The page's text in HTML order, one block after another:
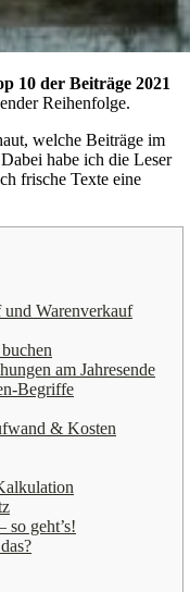
10 der Beiträge 2021
Reihenfolge.
welche Beiträge im
habe ich die Leser
frische Texte eine
Warenverkauf
am Jahresende
Begriffe
& Kosten
so geht’s!